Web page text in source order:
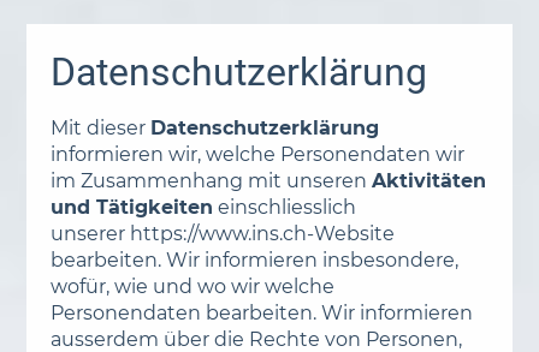
Datenschutzerklärung
Mit dieser Datenschutzerklärung
informieren wir, welche Personendaten wir
im Zusammenhang mit unserenAktivitäten
und Tätigkeiten einschliesslich
unserer https://www.ins.ch-Website
bearbeiten. Wir informieren insbesondere,
wofür, wie und wo wir welche
Personendaten bearbeiten. Wir informieren
ausserdem über die Rechte von Personen,